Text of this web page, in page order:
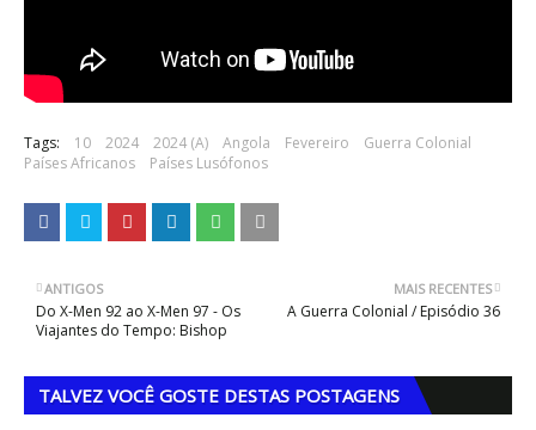
Tags: 10 2024 2024 (A) Angola Fevereiro
Guerra Colonial
Países Africanos
Países Lusófonos
MAIS RECENTES
A Guerra Colonial / Episódio 36
ANTIGOS
Do X-Men 92 ao X-Men 97 - Os
Viajantes do Tempo: Bishop
TALVEZ VOCÊ GOSTE DESTAS POSTAGENS